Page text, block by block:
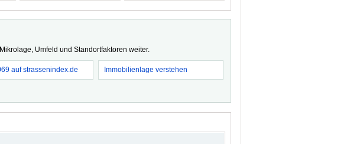
Umfeld und Standortfaktoren weiter.
auf strassenindex.de Immobilienlage verstehen